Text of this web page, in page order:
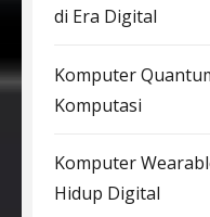
di Era Digital
Komputer
Komputasi
Komputer
Hidup Digital